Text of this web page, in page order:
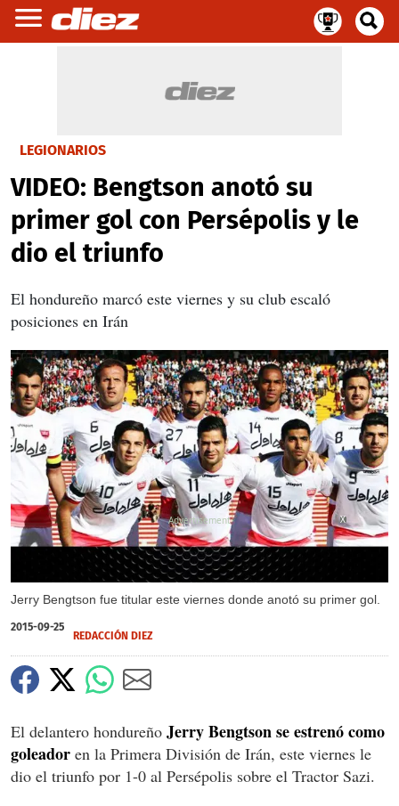
LEGIONARIOS
VIDEO: Bengtson anotó su
primer gol con Persépolis y le
dio el triunfo
El hondureño marcó este viernes y su club escaló
posiciones en Irán
Jerry Bengtson fue titular este viernes donde anotó su primer gol.
X
2015-09-25
REDACCIÓN DIEZ
El delantero hondureño Jerry Bengtson se estrenó como
goleador en la Primera División de Irán, este viernes le
dio el triunfo por 1-0 al Persépolis sobre el Tractor Sazi.